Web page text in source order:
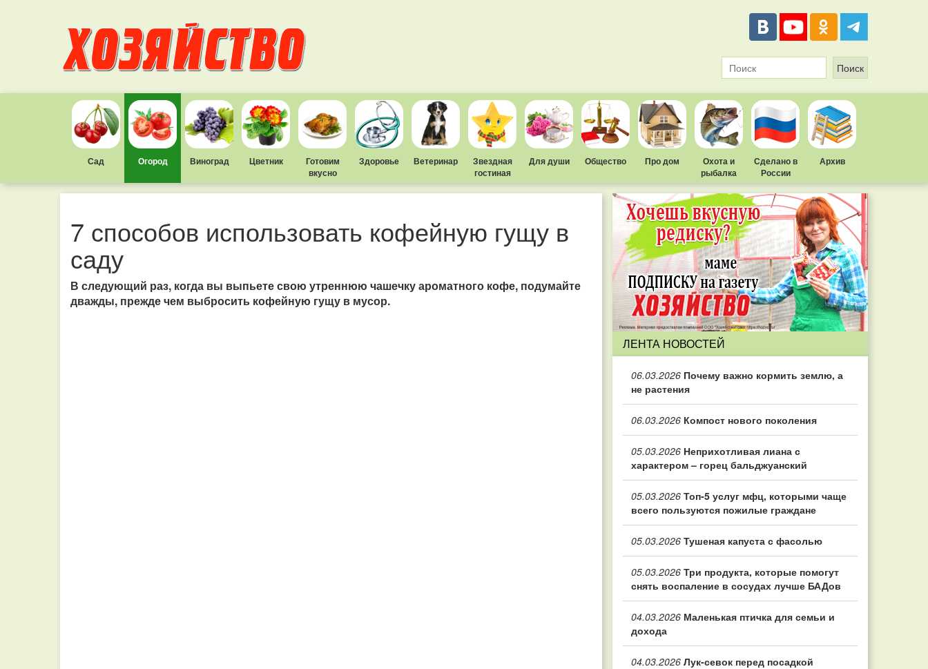
Сад Огород Виноград Цветник
Готовим
вкусно
Здоровье Ветеринар
Звездная
гостиная
Для души Общество Про дом
Охота и
рыбалка
Сделано в
России
Архив
7 способов использовать кофейную гущу в
саду
В следующий раз, когда вы выпьете свою утреннюю чашечку ароматного кофе, подумайте
дважды, прежде чем выбросить кофейную гущу в мусор.
ЛЕНТА НОВОСТЕЙ
06.03.2026 Почему важно кормить землю, а
не растения
06.03.2026 Компост нового поколения
05.03.2026 Неприхотливая лиана с
характером – горец бальджуанский
05.03.2026 Топ‑5 услуг мфц, которыми чаще
всего пользуются пожилые граждане
05.03.2026 Тушеная капуста с фасолью
05.03.2026 Три продукта, которые помогут
снять воспаление в сосудах лучше БАДов
04.03.2026 Маленькая птичка для семьи и
дохода
04.03.2026 Лук-севок перед посадкой